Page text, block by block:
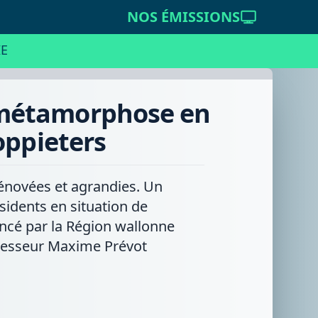
NOS ÉMISSIONS
en
et agrandies. Un
en situation de
par la Région wallonne
Maxime Prévot